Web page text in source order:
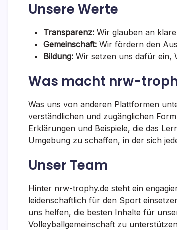
Unsere Werte
Transparenz: Wir glauben an
Gemeinschaft: Wir fördern den
Bildung: Wir setzen uns dafür ein,
Was macht nrw-
Was uns von anderen Plattformen
verständlichen und zugänglichen
Erklärungen und Beispiele, die das
Umgebung zu schaffen, in der sich
Unser Team
Hinter nrw-trophy.de steht ein
leidenschaftlich für den Sport
uns helfen, die besten Inhalte für
Volleyballgemeinschaft zu